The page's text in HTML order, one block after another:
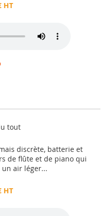
HT
tout
discrète, batterie et
de flûte et de piano qui
air léger...
HT